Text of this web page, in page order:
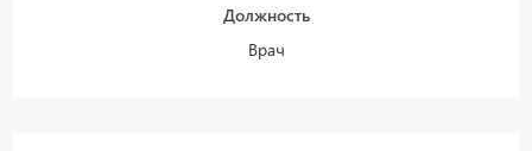
Должность
Врач